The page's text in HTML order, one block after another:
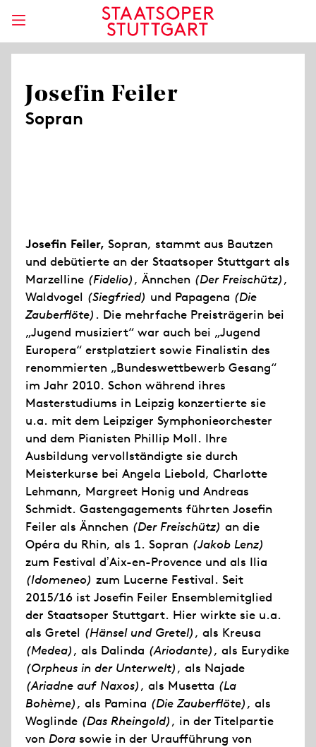
Josefin Feiler
Sopran
Josefin Feiler, Sopran, stammt aus Bautzen
und debütierte an der Staatsoper Stuttgart als
Marzelline (Fidelio), Ännchen (Der Freischütz),
Waldvogel (Siegfried) und Papagena (Die
Zauberflöte) . Die mehrfache Preisträgerin bei
„Jugend musiziert“ war auch bei „Jugend
Europera“ erstplatziert sowie Finalistin des
renommierten „Bundeswettbewerb Gesang“
im Jahr 2010. Schon während ihres
Masterstudiums in Leipzig konzertierte sie
u.a. mit dem Leipziger Symphonieorchester
und dem Pianisten Phillip Moll. Ihre
Ausbildung vervollständigte sie durch
Meisterkurse bei Angela Liebold, Charlotte
Lehmann, Margreet Honig und Andreas
Schmidt. Gastengagements führten Josefin
Feiler als Ännchen (Der Freischütz) an die
Opéra du Rhin, als 1. Sopran (Jakob Lenz)
zum Festival dʼAix-en-Provence und als Ilia
(Idomeneo) zum Lucerne Festival. Seit
2015/16 ist Josefin Feiler Ensemblemitglied
der Staatsoper Stuttgart. Hier wirkte sie u.a.
als Gretel (Hänsel und Gretel), als Kreusa
(Medea), als Dalinda (Ariodante), als Eurydike
(Orpheus in der Unterwelt), als Najade
(Ariadne auf Naxos), als Musetta (La
Bohème), als Pamina (Die Zauberflöte), als
Woglinde (Das Rheingold), in der Titelpartie
von Dora sowie in der Uraufführung von